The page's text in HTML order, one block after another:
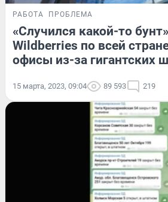
РАБОТА ПРОБЛЕМА
«Случился какой-то
Wildberries по всей
офисы из-за гигантских
15 марта, 2023, 09:04 89 593 219